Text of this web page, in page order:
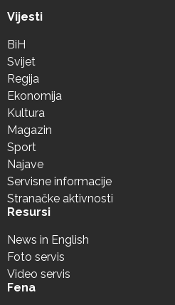
Vijesti
BiH
Svijet
Regija
Ekonomija
Kultura
Magazin
Sport
Najave
Servisne informacije
Stranačke aktivnosti
Resursi
News in English
Foto servis
Video servis
Fena